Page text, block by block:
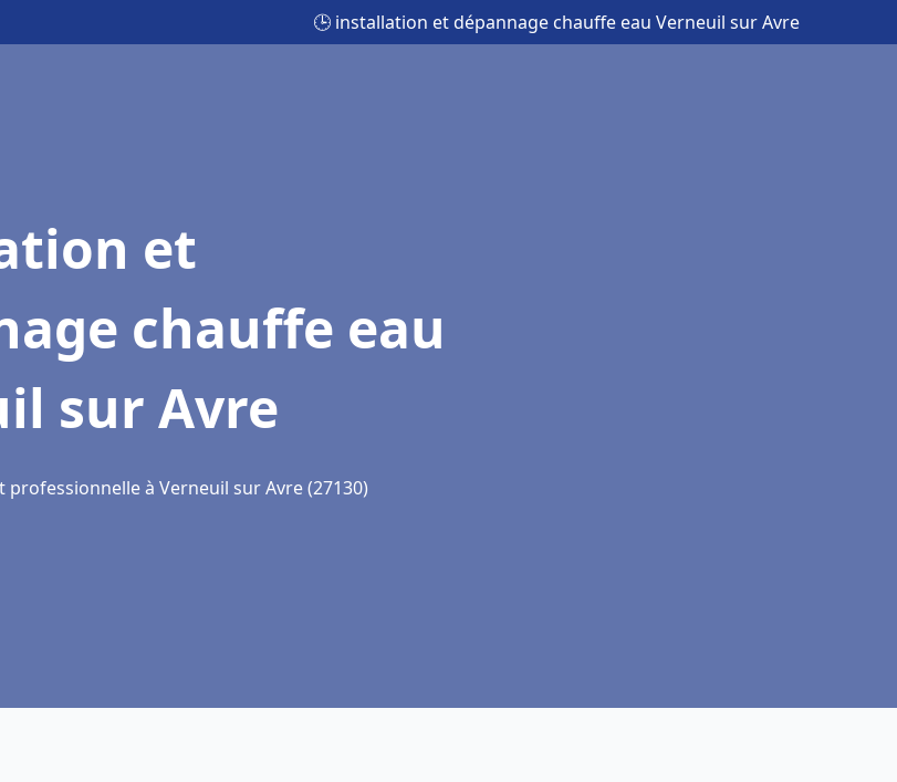
🕒 installation et dépannage chauffe eau Verneuil sur Avre
et
chauffe eau
sur Avre
à Verneuil sur Avre (27130)